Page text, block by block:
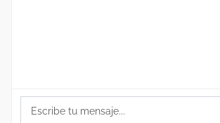
Escribe tu mensaje...